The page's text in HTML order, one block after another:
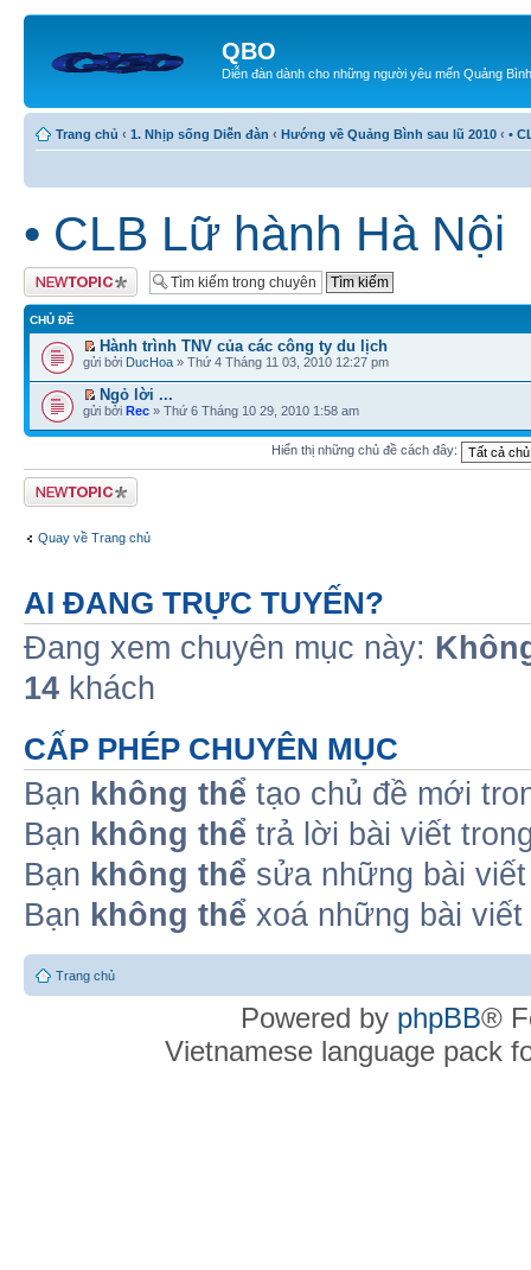
QBO
Diễn đàn dành cho những người yêu mến Quảng Bình
Trang chủ ‹ 1. Nhịp sống Diễn đàn ‹ Hướng về Quảng Bình sau lũ 2010 ‹ •
• CLB Lữ hành Hà Nội
Tạo chủ đề mới
CHỦ ĐỀ
Hành trình TNV của các công ty du lịch
gửi bởi DucHoa » Thứ 4 Tháng 11 03, 2010 12:27 pm
Ngỏ lời ...
gửi bởi Rec » Thứ 6 Tháng 10 29, 2010 1:58 am
Hiển thị những chủ đề cách đây:
Tạo chủ đề mới
Quay về Trang chủ
AI ĐANG TRỰC TUYẾN?
Đang xem chuyên mục này:
14 khách
CẤP PHÉP CHUYÊN MỤC
Bạn không thể tạo chủ đề mới
Bạn không thể trả lời bài viết
Bạn không thể sửa những bài
Bạn không thể xoá những bài
Trang chủ
Powered by phpBB®
Vietnamese language pack